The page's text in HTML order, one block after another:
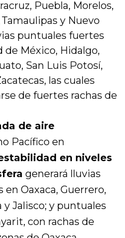
Puebla, Morelos,
y Nuevo
puntuales fuertes
de México, Hidalgo,
San Luis Potosí,
las cuales
de fuertes rachas de
de aire
Pacífico en
en niveles
generará lluvias
Oaxaca, Guerrero,
y Jalisco; y puntuales
con rachas de